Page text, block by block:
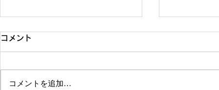
コメント
コメントを追加…